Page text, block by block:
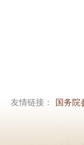
友情链接： 国务院